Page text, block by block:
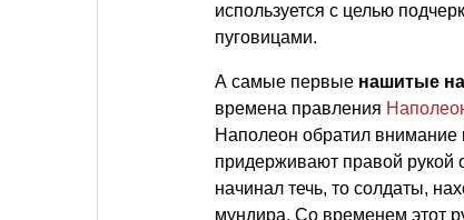
используется с целью
пуговицами.
А самые первые нашитые
времена правления
Наполеон обратил внимание
придерживают правой рукой
начинал течь, то солдаты,
мундира. Со временем этот